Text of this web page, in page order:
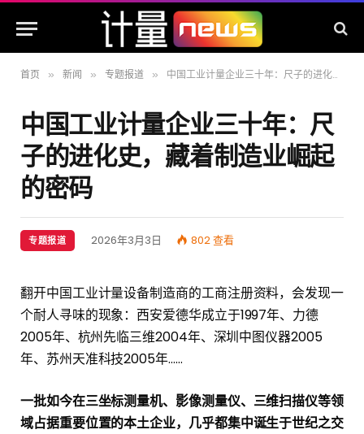
首页 » 新闻 » 专题报道 » 中国工业计量企业三十年：尺子的进化史，藏着制造业崛起的密码
中国工业计量企业三十年：尺
子的进化史，藏着制造业崛起
的密码
专题报道 2026年3月3日 802查看
翻开中国工业计量设备制造商的工商注册资料，会发现一
个耐人寻味的现象：西安爱德华成立于1997年、力德
2005年、杭州先临三维2004年、深圳中图仪器2005
年、苏州天准科技2005年……
一批如今在三坐标测量机、影像测量仪、三维扫描仪等领
域占据重要位置的本土企业，几乎都集中诞生于世纪之交